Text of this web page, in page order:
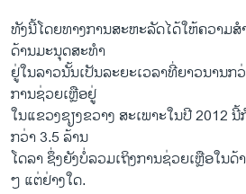
ທັງນີ້ໂດຍທາງການສະຫະລັດໄດ້ໃຫ້ຄວາມ
ດ້ານມະນຸດສະທໍາ
ຢູ່ໃນລາວນັ້ນເປັນລະຍະເວລາທີ່ຍາວນານກ
ການຊ່ວຍເຫຼືອຢູ່
ໃນແຂວງຊຽງຂວາງ ສະເພາະໃນປີ 2012
ກວ່າ 3.5 ລ້ານ
ໂດລາ ຊຶ່ງຍັງບໍ່ລວມເຖິງການຊ່ວຍເຫຼືອໃນ
ໆ ແຕ່ຢ່າງໃດ.